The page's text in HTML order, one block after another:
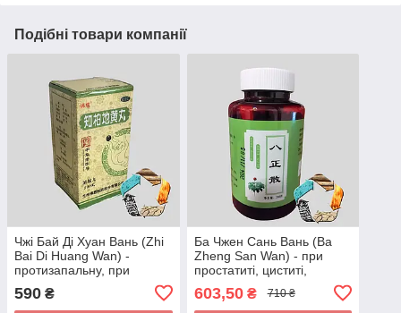
Подібні товари компанії
Чжі Бай Ді Хуан Вань (Zhi
Bai Di Huang Wan) -
протизапальну, при
простатиті
590 ₴
Ба Чжен Сань Вань (Ba
Zheng San Wan) - при
простатиті, циститі,
пієлонефриті, нетриманні
сечі
603,50₴ 710 ₴